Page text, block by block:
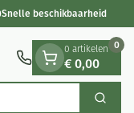
Snelle beschikbaarheid
Zoek
0 artikelen
€ 0,00
0